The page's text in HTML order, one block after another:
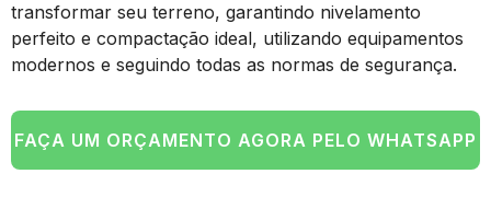
transformar seu terreno, garantindo nivelamento
perfeito e compactação ideal, utilizando equipamentos
modernos e seguindo todas as normas de segurança.
FAÇA UM ORÇAMENTO AGORA PELO WHATSAPP